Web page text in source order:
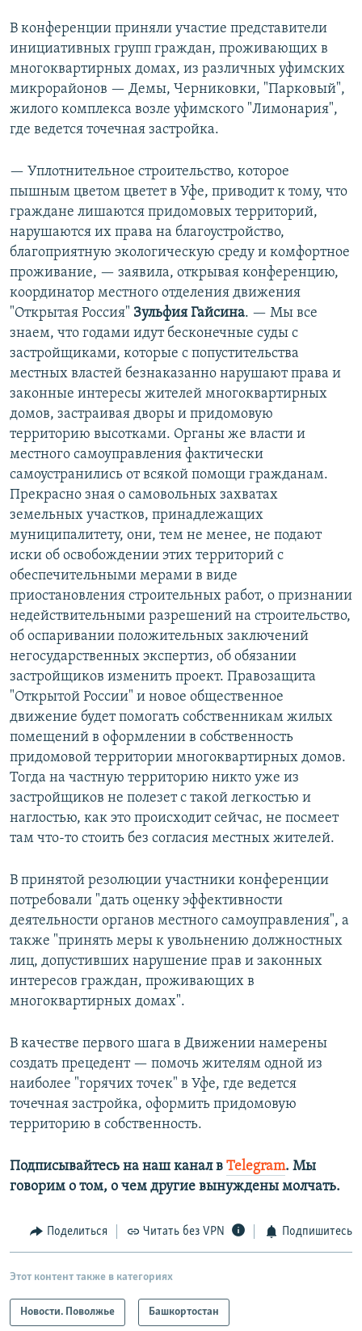
В конференции приняли участие представители
инициативных групп граждан, проживающих в
многоквартирных домах, из различных уфимских
микрорайонов — Демы, Черниковки, "Парковый",
жилого комплекса возле уфимского "Лимонария",
где ведется точечная застройка.
— Уплотнительное строительство, которое
пышным цветом цветет в Уфе, приводит к тому, что
граждане лишаются придомовых территорий,
нарушаются их права на благоустройство,
благоприятную экологическую среду и комфортное
проживание, — заявила, открывая конференцию,
координатор местного отделения движения
"Открытая Россия" Зульфия Гайсина. — Мы все
знаем, что годами идут бесконечные суды с
застройщиками, которые с попустительства
местных властей безнаказанно нарушают права и
законные интересы жителей многоквартирных
домов, застраивая дворы и придомовую
территорию высотками. Органы же власти и
местного самоуправления фактически
самоустранились от всякой помощи гражданам.
Прекрасно зная о самовольных захватах
земельных участков, принадлежащих
муниципалитету, они, тем не менее, не подают
иски об освобождении этих территорий с
обеспечительными мерами в виде
приостановления строительных работ, о признании
недействительными разрешений на строительство,
об оспаривании положительных заключений
негосударственных экспертиз, об обязании
застройщиков изменить проект. Правозащита
"Открытой России" и новое общественное
движение будет помогать собственникам жилых
помещений в оформлении в собственность
придомовой территории многоквартирных домов.
Тогда на частную территорию никто уже из
застройщиков не полезет с такой легкостью и
наглостью, как это происходит сейчас, не посмеет
там что-то стоить без согласия местных жителей.
В принятой резолюции участники конференции
потребовали "дать оценку эффективности
деятельности органов местного самоуправления", а
также "принять меры к увольнению должностных
лиц, допустивших нарушение прав и законных
интересов граждан, проживающих в
многоквартирных домах".
В качестве первого шага в Движении намерены
создать прецедент — помочь жителям одной из
наиболее "горячих точек" в Уфе, где ведется
точечная застройка, оформить придомовую
территорию в собственность.
Подписывайтесь на наш канал в Telegram. Мы
говорим о том, о чем другие вынуждены молчать.
Поделиться Читать без VPN Подпишитесь
Этот контент также в категориях
Новости. Поволжье Башкортостан